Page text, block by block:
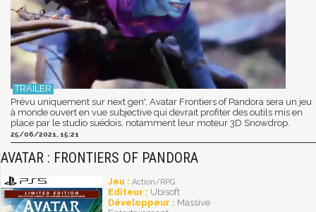
Prévu uniquement sur next gen', Avatar Frontiers of Pandora sera un jeu
à monde ouvert en vue subjective qui devrait profiter des outils mis en
place par le studio suédois, notamment leur moteur 3D Snowdrop.
25/06/2021, 15:21
AVATAR : FRONTIERS OF PANDORA
Jeu : Action/RPG
Editeur : Ubisoft
Développeur : Massive